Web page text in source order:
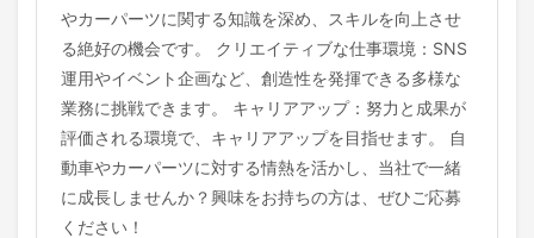
やカーパーツに関する知識を深め、スキルを向上させ
る絶好の機会です。 クリエイティブな仕事環境：SNS
運用やイベント企画など、創造性を発揮できる多様な
業務に挑戦できます。 キャリアアップ：努力と成果が
評価される環境で、キャリアアップを目指せます。 自
動車やカーパーツに対する情熱を活かし、当社で一緒
に成長しませんか？興味をお持ちの方は、ぜひご応募
ください！